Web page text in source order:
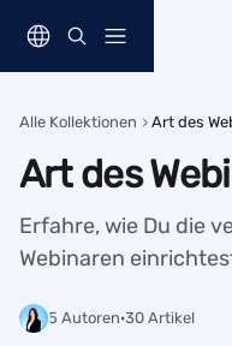
Alle Kollektionen Art des
Art des
Erfahre, wie Du die
Webinaren
5 Autoren·30 Artikel